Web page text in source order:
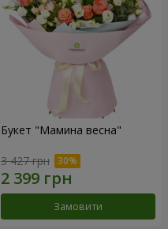
Букет "Мамина весна"
3 427 грн
Замовити